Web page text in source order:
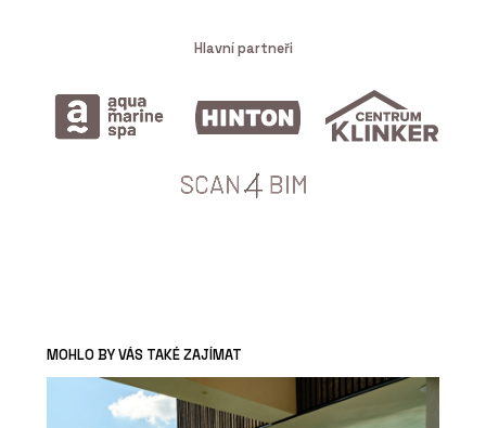
Hlavní partneři
MOHLO BY VÁS TAKÉ ZAJÍMAT